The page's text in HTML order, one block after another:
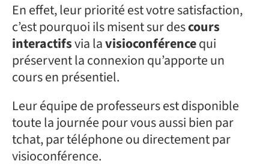
En effet, leur priorité est votre satisfaction,
c’est pourquoi ils misent sur descours
interactifsvia lavisioconférencequi
préservent la connexion qu’apporte un
cours en présentiel.
Leur équipe de professeurs est disponible
toute la journée pour vous aussi bien par
tchat, par téléphone ou directement par
visioconférence.